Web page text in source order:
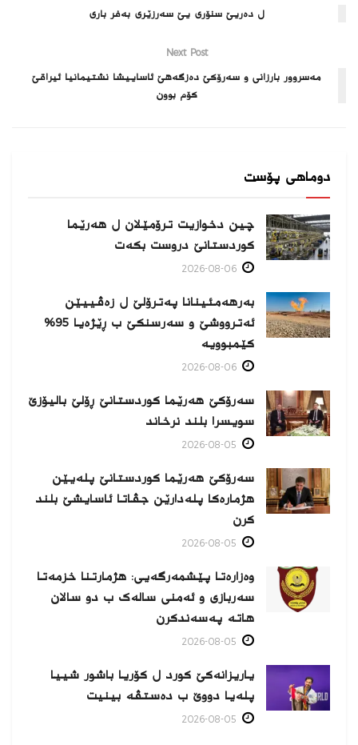
ل ده‌ریێ سنۆرى یێ سەرزێری بەفر باری
Next Post
مەسروور بارزانی و سەرۆکێ دەزگەھێ ئاساییشا نشتیمانیا ئیراقێ
کۆم بوون
دوماهی پۆست
چین دخوازیت ترۆمێلان ل هەرێما
كوردستانێ دروست بكەت
بەرهەمئینانا په‌ترۆلێ ل زه‌ڤییێن
ئەترووشێ و سەرسنكێ ب ڕێژەیا 95%
كێمبوویە
سەرۆکێ هەرێما کوردستانێ ڕۆلێ بالیۆزێ
سویسرا بلند نرخاند
سەرۆکێ هەرێما کوردستانێ پلەیێن
هژمارەكا پلەدارێن جڤاتا ئاسایشێ بلند
كرن
وەزارەتا پێشمەرگەیی: هژمارتنا خزمەتا
سەربازی و ئەمنی سالەک ب دو سالان
هاتە پەسەندكرن
یاریزانەكێ کورد ل کۆریا باشور شییا
پلەیا دووێ ب دەستڤە بینیت